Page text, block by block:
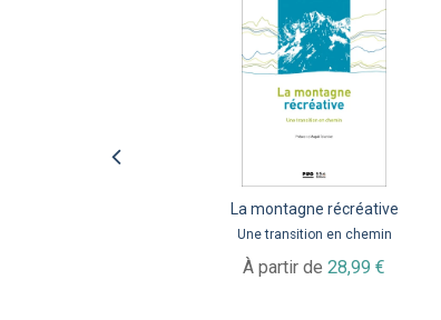
La montagne récréative
Une transition en chemin
À partir de 28,99 €
Une montagne
d’innovations
Quelles dynamiques pour le
secteur des sports outdoor ?